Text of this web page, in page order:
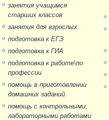
занятия учащимся
старших классов
занятия для взрослых
подготовка к ЕГЭ
подготовка к ГИА
подготовка к работе\по
профессии
помощь в приготовлении
домашних заданий
помощь с контрольными,
лабораторными работами